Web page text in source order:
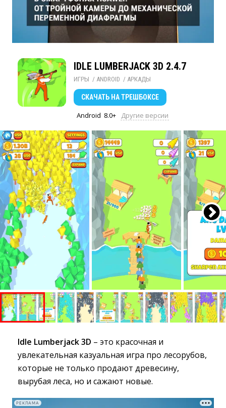
IDLE LUMBERJACK 3D 2.4.7
ИГРЫ / ANDROID / АРКАДЫ
СКАЧАТЬ НА ТРЕШБОКСЕ
Android 8.0+ Другие версии
Idle Lumberjack 3D – это красочная и
увлекательная казуальная игра про лесорубов,
которые не только продают древесину,
вырубая леса, но и сажают новые.
РЕКЛАМА